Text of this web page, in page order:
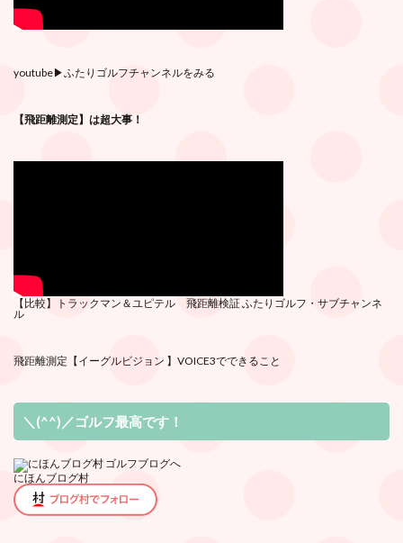
youtube▶︎ふたりゴルフチャンネルをみる
【飛距離測定】は超大事！
【比較】トラックマン＆ユピテル 飛距離検証ふたりゴルフ・サブチ ャンネ
ル
飛距離測定 【イーグルビジョン 】VOICE3でできること
＼(^^)／ゴルフ最高です！
にほんブログ村